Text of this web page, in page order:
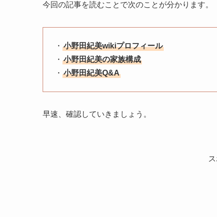
今回の記事を読むことで次のことが分かります。
・ 小野田紀美wikiプロフィール
・ 小野田紀美の家族構成
・ 小野田紀美Q&A
早速、確認していきましょう。